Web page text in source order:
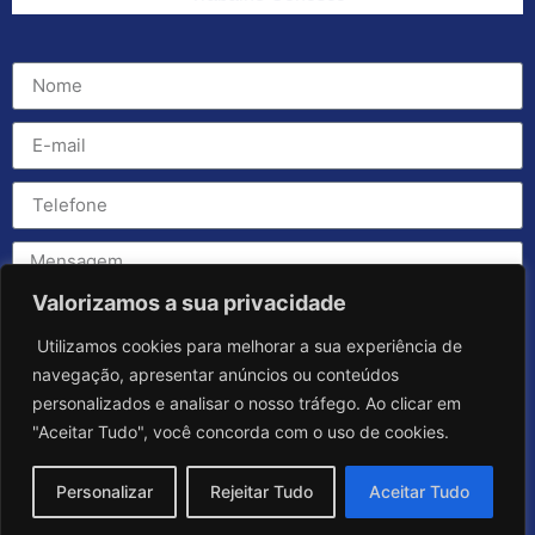
Valorizamos a sua privacidade
Utilizamos cookies para melhorar a sua experiência de
navegação, apresentar anúncios ou conteúdos
personalizados e analisar o nosso tráfego. Ao clicar em
"Aceitar Tudo", você concorda com o uso de cookies.
Personalizar Rejeitar Tudo Aceitar Tudo
Enviar